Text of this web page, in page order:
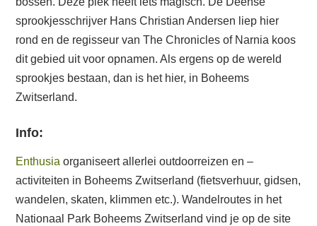
sprookjesschrijver Hans Christian Andersen liep hier
rond en de regisseur van The Chronicles of Narnia koos
dit gebied uit voor opnamen. Als ergens op de wereld
sprookjes bestaan, dan is het hier, in Boheems
Zwitserland.
Info:
Enthusia organiseert allerlei outdoorreizen en –
activiteiten in Boheems Zwitserland (fietsverhuur, gidsen,
wandelen, skaten, klimmen etc.). Wandelroutes in het
Nationaal Park Boheems Zwitserland vind je op de site